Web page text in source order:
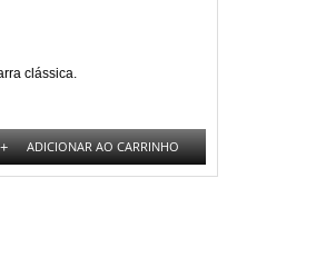
clássica.
+ ADICIONAR AO CARRINHO